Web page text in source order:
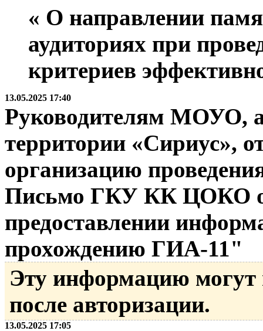
« О направлении
аудиториях при
критериев
13.05.2025 17:40
Руководителям МОУО,
территории «Сириус»,
организацию
Письмо ГКУ КК ЦОКО
предоставлении
прохождению ГИА-11"
Эту информацию могут
после авторизации.
13.05.2025 17:05